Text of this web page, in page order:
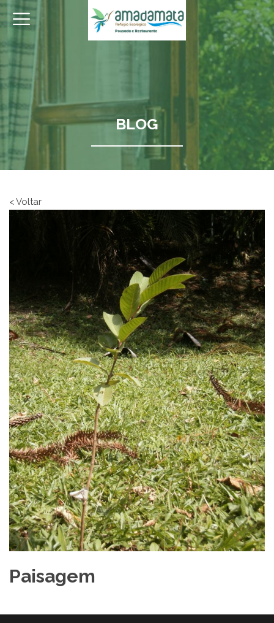
BLOG
< Voltar
Paisagem